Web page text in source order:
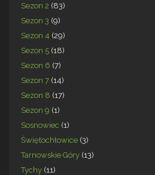
Sezon 2 (83)
Sezon 3 (9)
Sezon 4 (29)
Sezon 5 (18)
Sezon 6 (7)
Sezon 7 (14)
Sezon 8 (17)
Sezon 9 (1)
Sosnowiec (1)
Świętochłowice (3)
Tarnowskie Góry (13)
Tychy (11)